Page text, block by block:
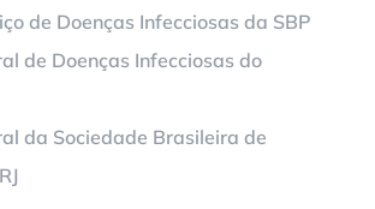
de Doenças Infecciosas da SBP
de Doenças Infecciosas do
da Sociedade Brasileira de